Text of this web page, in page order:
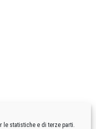
le statistiche e di terze parti.